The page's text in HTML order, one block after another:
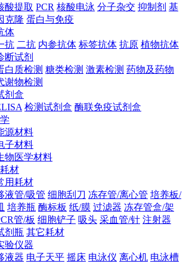
酸提取 PCR 核酸电泳 分子杂交 抑制剂 基
克隆 蛋白与免疫
体
抗 二抗 内参抗体 标签抗体 抗原 植物抗体
断试剂
白质检测 糖类检测 激素检测 药物及药物
谢物检测
剂盒
检测试剂盒 酶联免疫试剂盒
源材料
子材料
物医学材料
材
用耗材
液管/吸管 细胞刮刀 冻存管/离心管 培养板/
培养瓶 酶标板 纸/膜 过滤器 冻存管盒/架
管/板 细胞铲子 吸头 采血管/针 注射器
剂瓶 其它耗材
验仪器
液器 电子天平 摇床 电泳仪 离心机 电泳槽